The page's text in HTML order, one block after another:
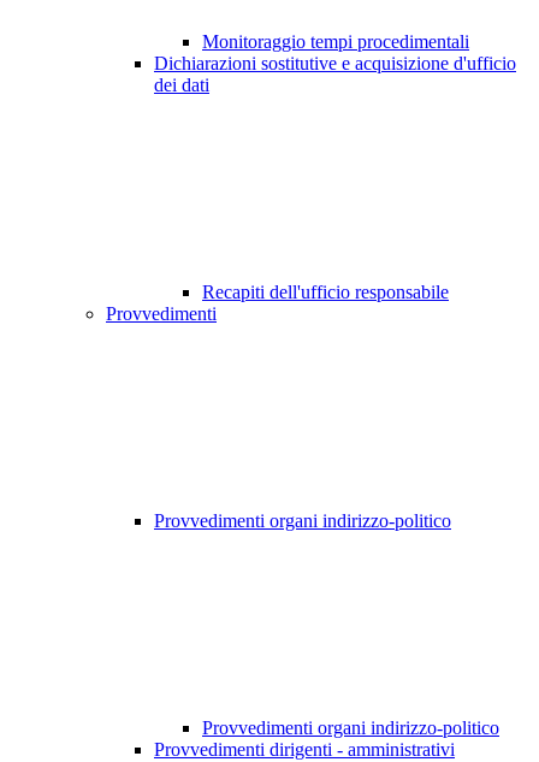
Monitoraggio tempi procedimentali
Dichiarazioni sostitutive e acquisizione d'ufficio
dei dati
Recapiti dell'ufficio responsabile
Provvedimenti
Provvedimenti organi indirizzo-politico
Provvedimenti organi indirizzo-politico
Provvedimenti dirigenti - amministrativi